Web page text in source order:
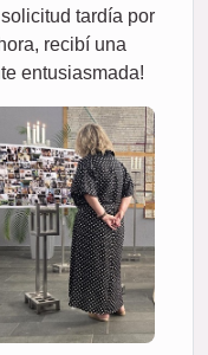
tardía por
recibí una
entusiasmada!